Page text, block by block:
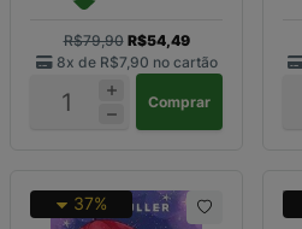
R$79,90 R$54,49
8x de R$7,90 no cartão
Comprar
37%